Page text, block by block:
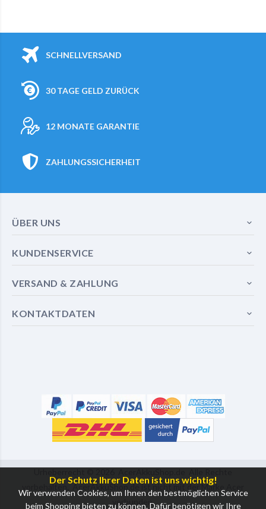
SCHNELLVERSAND
30 TAGE GELD ZURÜCK
12 MONATE GARANTIE
ZAHLUNGSSICHERHEIT
ÜBER UNS
KUNDENSERVICE
VERSAND & ZAHLUNG
KONTAKTDATEN
vorbehalten. AcerAkkuShop.de ist nicht mit der Marke Acer
verbunden.
Der Schutz Ihrer Daten ist uns wichtig!
Wir verwenden Cookies, um Ihnen den bestmöglichen Service
beim Shopping bieten zu können. Dafür benötigen wir Ihre